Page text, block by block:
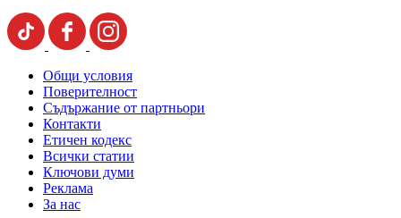
Общи условия
Поверителност
Съдържание от партньори
Контакти
Етичен кодекс
Всички статии
Ключови думи
Реклама
За нас